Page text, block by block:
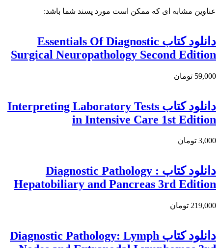
عناوین مشابه ای که ممکن است مورد پسند شما باشد:
دانلود كتاب Essentials Of Diagnostic
Surgical Neuropathology Second Edition
59,000 تومان
دانلود کتاب Interpreting Laboratory Tests
in Intensive Care 1st Edition
3,000 تومان
دانلود کتاب Diagnostic Pathology :
Hepatobiliary and Pancreas 3rd Edition
219,000 تومان
دانلود كتاب Diagnostic Pathology: Lymph